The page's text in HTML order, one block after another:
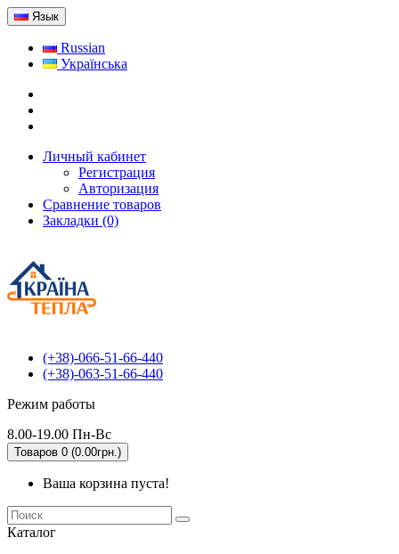
Язык
Russian
Українська
Личный кабинет
Регистрация
Авторизация
Сравнение товаров
Закладки (0)
(+38)-066-51-66-440
(+38)-063-51-66-440
Режим работы
8.00-19.00 Пн-Вс
Товаров 0 (0.00грн.)
Ваша корзина пуста!
Каталог